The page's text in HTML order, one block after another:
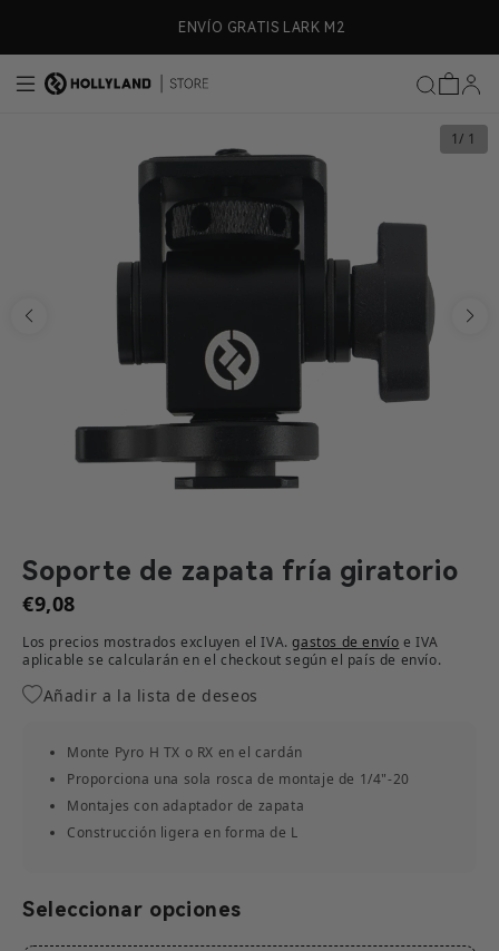
al contenidoENVÍO GRATIS LARK M2
1/ 1
Soporte de zapata fría giratorio
€9,08
Los precios mostrados excluyen el IVA.gastos de envío e IVA
aplicable se calcularán en el checkout según el país de envío.​
Añadir a la lista de deseos
Monte Pyro H TX o RX en el cardán
Proporciona una sola rosca de montaje de 1/4"-20
Montajes con adaptador de zapata
Construcción ligera en forma de L
Seleccionar opciones